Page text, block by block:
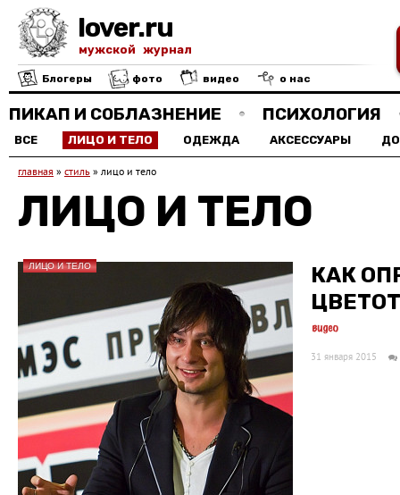
lover.ru
мужской журнал
Блогеры фото видео о нас
ПИКАП И СОБЛАЗНЕНИЕ ПСИХОЛОГИЯ
ВСЕ ЛИЦО И ТЕЛО ОДЕЖДА АКСЕССУАРЫ
главная » стиль » лицо и тело
ЛИЦО И ТЕЛО
ЛИЦО И ТЕЛО
КАК
31 января 2015